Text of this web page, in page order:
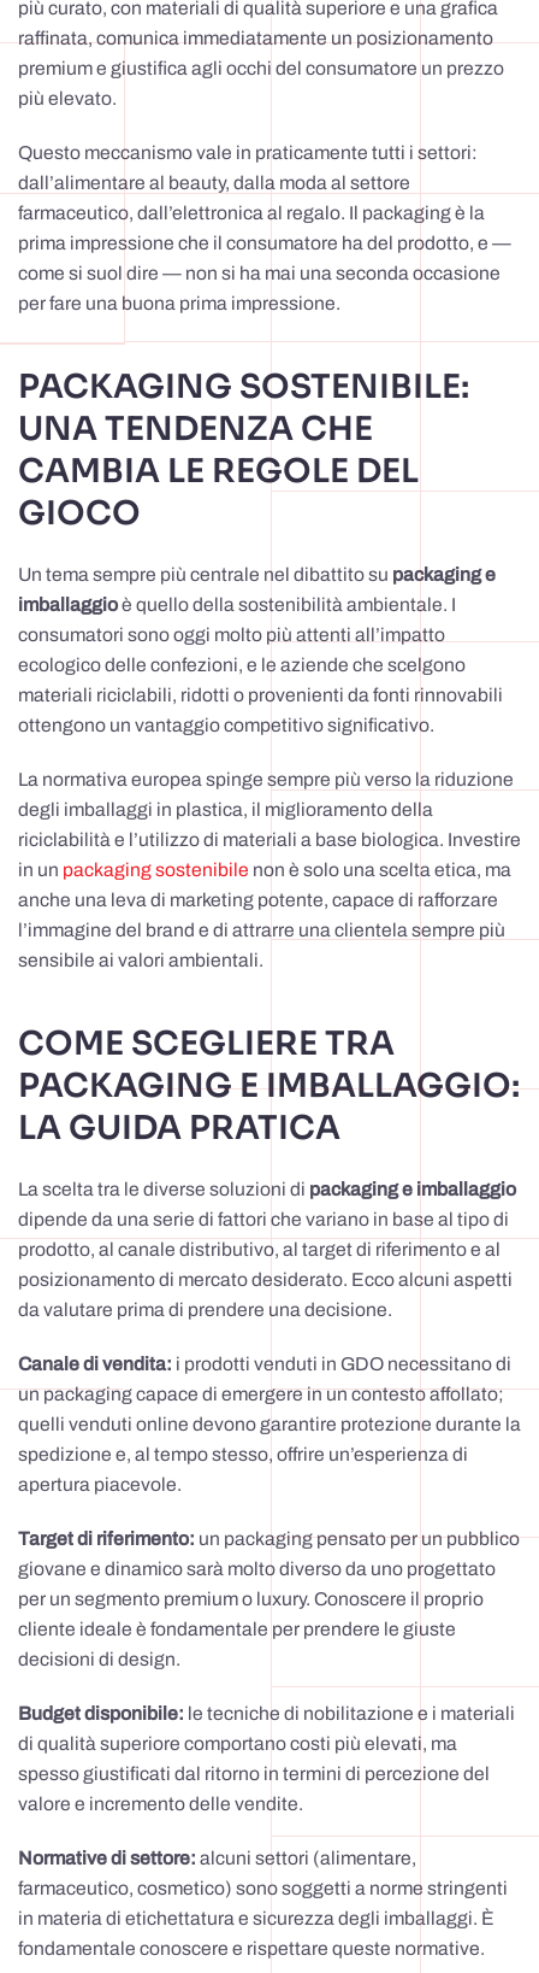
più curato, con materiali di qualità superiore e una grafica
raffinata, comunica immediatamente un posizionamento
premium e giustifica agli occhi del consumatore un prezzo
più elevato.
Questo meccanismo vale in praticamente tutti i settori:
dall’alimentare al beauty, dalla moda al settore
farmaceutico, dall’elettronica al regalo. Il packaging è la
prima impressione che il consumatore ha del prodotto, e —
come si suol dire — non si ha mai una seconda occasione
per fare una buona prima impressione.
PACKAGING SOSTENIBILE:
UNA TENDENZA CHE
CAMBIA LE REGOLE DEL
GIOCO
Un tema sempre più centrale nel dibattito su packaging e
imballaggioè quello della sostenibilità ambientale. I
consumatori sono oggi molto più attenti all’impatto
ecologico delle confezioni, e le aziende che scelgono
materiali riciclabili, ridotti o provenienti da fonti rinnovabili
ottengono un vantaggio competitivo significativo.
La normativa europea spinge sempre più verso la riduzione
degli imballaggi in plastica, il miglioramento della
riciclabilità e l’utilizzo di materiali a base biologica. Investire
in un packaging sostenibile non è solo una scelta etica, ma
anche una leva di marketing potente, capace di rafforzare
l’immagine del brand e di attrarre una clientela sempre più
sensibile ai valori ambientali.
COME SCEGLIERE TRA
PACKAGING E IMBALLAGGIO:
LA GUIDA PRATICA
La scelta tra le diverse soluzioni di packaging e imballaggio
dipende da una serie di fattori che variano in base al tipo di
prodotto, al canale distributivo, al target di riferimento e al
posizionamento di mercato desiderato. Ecco alcuni aspetti
da valutare prima di prendere una decisione.
Canale di vendita: i prodotti venduti in GDO necessitano di
un packaging capace di emergere in un contesto affollato;
quelli venduti online devono garantire protezione durante la
spedizione e, al tempo stesso, offrire un’esperienza di
apertura piacevole.
Target di riferimento: un packaging pensato per un pubblico
giovane e dinamico sarà molto diverso da uno progettato
per un segmento premium o luxury. Conoscere il proprio
cliente ideale è fondamentale per prendere le giuste
decisioni di design.
Budget disponibile: le tecniche di nobilitazione e i materiali
di qualità superiore comportano costi più elevati, ma
spesso giustificati dal ritorno in termini di percezione del
valore e incremento delle vendite.
Normative di settore: alcuni settori (alimentare,
farmaceutico, cosmetico) sono soggetti a norme stringenti
in materia di etichettatura e sicurezza degli imballaggi. È
fondamentale conoscere e rispettare queste normative.